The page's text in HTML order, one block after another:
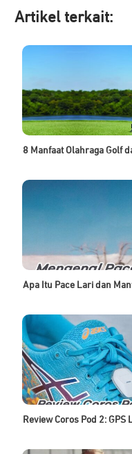
Artikel terkait:
8 Manfaat Olahraga Golf
Apa Itu Pace Lari dan
Review Coros Pod 2: